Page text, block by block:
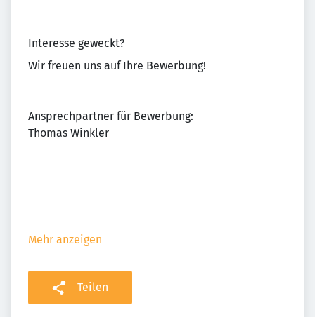
Interesse geweckt?
Wir freuen uns auf Ihre Bewerbung!
Ansprechpartner für Bewerbung:
Thomas Winkler
Mehr anzeigen
Teilen